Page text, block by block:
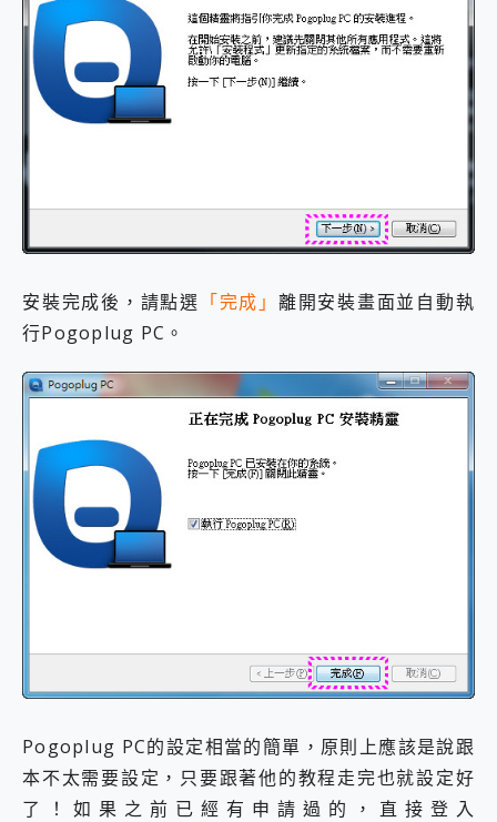
安裝完成後，請點選 「完成」 離開安裝畫面並自動執
行Pogoplug PC。
Pogoplug PC的設定相當的簡單，原則上應該是說跟
本不太需要設定，只要跟著他的教程走完也就設定好
了！如果之前已經有申請過的，直接登入